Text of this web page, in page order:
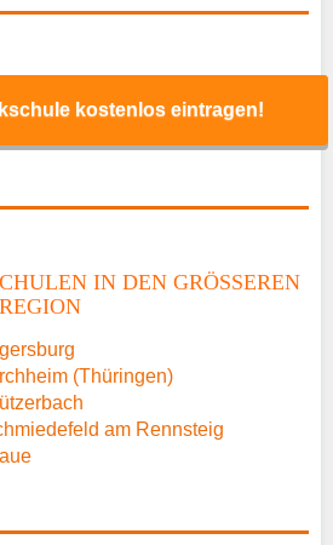
kostenlos eintragen!
IN DEN GRÖSSEREN S
(Thüringen)
am Rennsteig